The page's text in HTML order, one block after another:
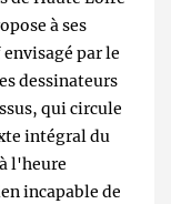
à ses
par le
dessinateurs
qui circule
intégral du
l'heure
incapable de